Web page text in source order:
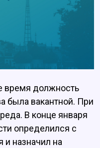
время должность
была вакантной. При
В конце января
определился с
и назначил на